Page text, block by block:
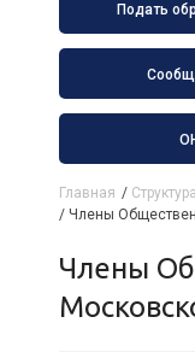
Подать
Главная /
/ Члены
Члены Общественной палаты